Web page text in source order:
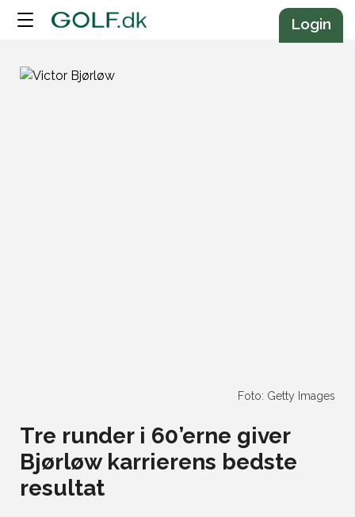
Annonce
Login
Foto: Getty Images
Tre runder i 60’erne giver
Bjørløw karrierens bedste
resultat